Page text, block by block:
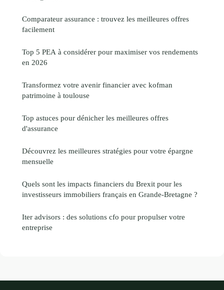
Comparateur assurance : trouvez les meilleures offres
facilement
Top 5 PEA à considérer pour maximiser vos rendements
en 2026
Transformez votre avenir financier avec kofman
patrimoine à toulouse
Top astuces pour dénicher les meilleures offres
d'assurance
Découvrez les meilleures stratégies pour votre épargne
mensuelle
Quels sont les impacts financiers du Brexit pour les
investisseurs immobiliers français en Grande-Bretagne ?
Iter advisors : des solutions cfo pour propulser votre
entreprise